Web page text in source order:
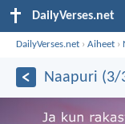
DailyVerses.net
DailyVerses.net ›Aiheet ›
Naapuri (3/